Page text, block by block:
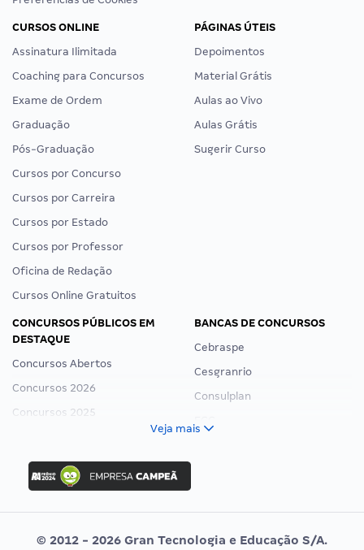
CURSOS ONLINE
Assinatura Ilimitada
Coaching para Concursos
Exame de Ordem
Graduação
Pós-Graduação
Cursos por Concurso
Cursos por Carreira
Cursos por Estado
Cursos por Professor
Oficina de Redação
Cursos Online Gratuitos
PÁGINAS ÚTEIS
Depoimentos
Material Grátis
Aulas ao Vivo
Aulas Grátis
Sugerir Curso
CONCURSOS PÚBLICOS EM
DESTAQUE
Concursos Abertos
Concursos 2026
Concursos 2025
Concurso Ibama
Concurso MPU
Editais publicados
BANCAS DE CONCURSOS
Cebraspe
Cesgranrio
Consulplan
Vunesp
Veja mais
© 2012 - 2026 Gran Tecnologia e Educação S/A.